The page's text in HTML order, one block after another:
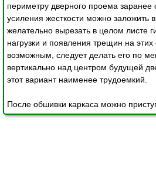
периметру дверного проема
усиления жесткости можно заложить
желательно вырезать в целом листе
нагрузки и появления трещин на
возможным, следует делать его по
вертикально над центром будущей
этот вариант наименее трудоемкий.